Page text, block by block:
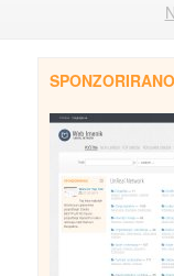
SPONZORIRANO